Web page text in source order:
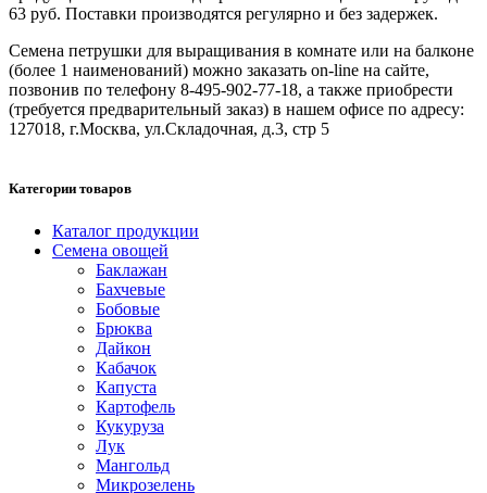
63 руб. Поставки производятся регулярно и без задержек.
Семена петрушки для выращивания в комнате или на балконе
(более 1 наименований) можно заказать on-line на сайте,
позвонив по телефону 8-495-902-77-18, а также приобрести
(требуется предварительный заказ) в нашем офисе по адресу:
127018, г.Москва, ул.Складочная, д.3, стр 5
Категории товаров
Каталог продукции
Семена овощей
Баклажан
Бахчевые
Бобовые
Брюква
Дайкон
Кабачок
Капуста
Картофель
Кукуруза
Лук
Мангольд
Микрозелень